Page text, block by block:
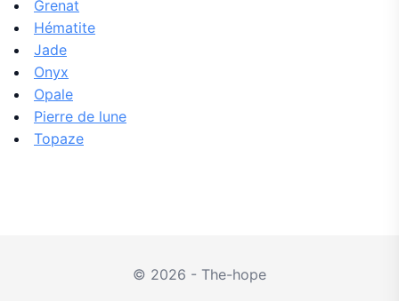
Grenat
Hématite
Jade
Onyx
Opale
Pierre de lune
Topaze
© 2026 - The-hope